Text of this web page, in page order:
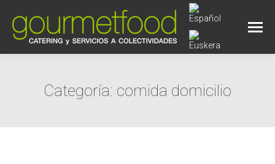
Categoría: comida domicilio